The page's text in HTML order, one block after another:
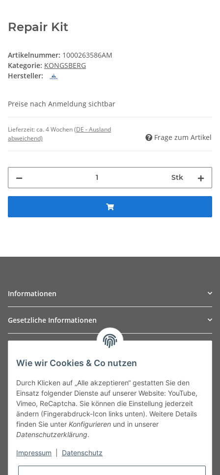
Repair Kit
Artikelnummer: 1000263586AM
Kategorie: KONGSBERG
Hersteller:
Preise nach Anmeldung sichtbar
Lieferzeit:ca. 4 Wochen(DE - Ausland
abweichend)
Frage zum Artikel
Stk
Informationen
Gesetzliche Informationen
Leibnizstraße 2a
Germany
Phone:+49 40 5287270
Fax:+49 40 5281050
Email:sales@tow-automotive.de
Wie wir Cookies & Co nutzen
Durch Klicken auf „Alle akzeptieren“ gestatten Sie den
Einsatz folgender Dienste auf unserer Website: YouTube,
Vimeo, ReCaptcha. Sie können die Einstellung jederzeit
ändern (Fingerabdruck-Icon links unten). Weitere Details
finden Sie unter Konfigurieren und in unserer
Datenschutzerklärung.
Impressum Datenschutz